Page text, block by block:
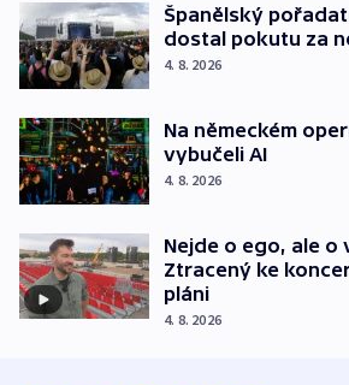
Španělský
dostal pokutu za
4. 8. 2026
Na německém
vybučeli AI
4. 8. 2026
Nejde o ego, ale o
Ztracený ke
pláni
4. 8. 2026